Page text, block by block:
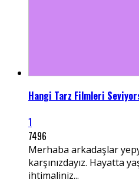
Hangi Tarz Filmleri
1
7496
Merhaba arkadaşlar
karşınızdayız. Hayatta
ihtimaliniz...